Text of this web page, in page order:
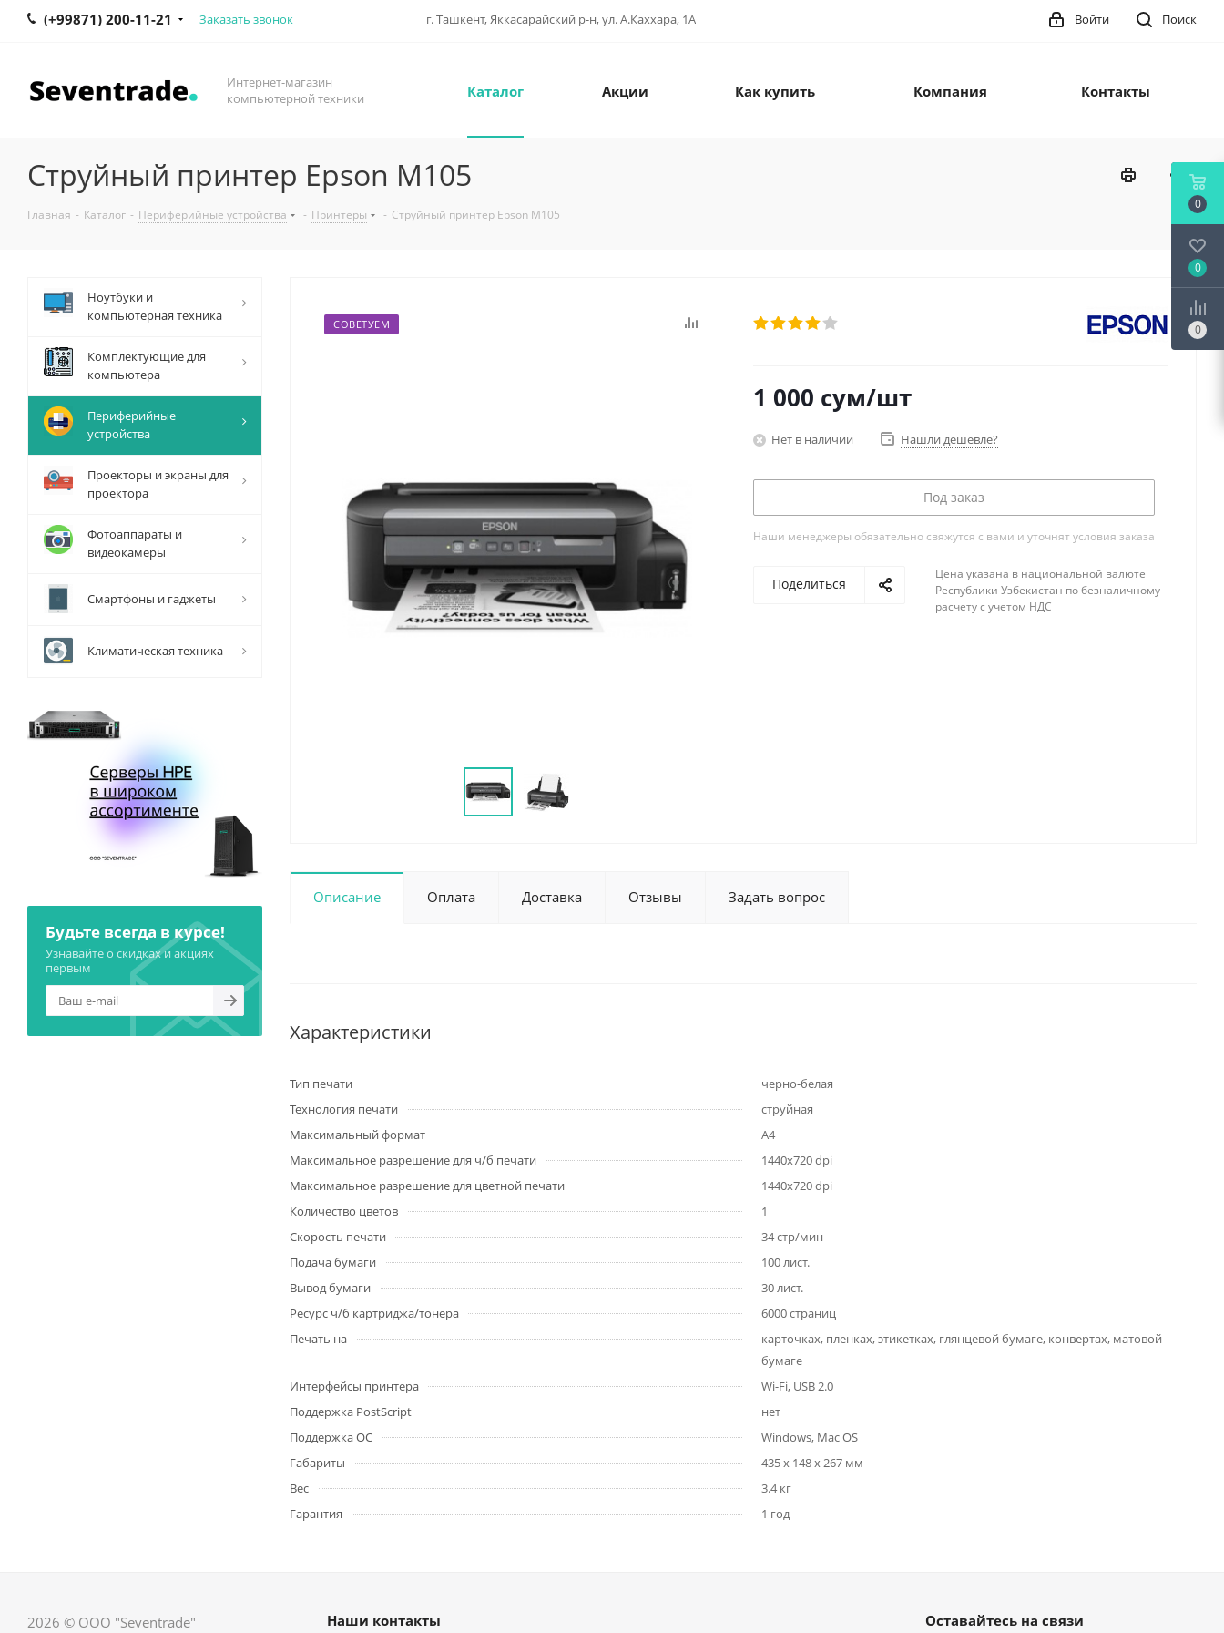
(+99871) 200-11-21 Заказать звонок г. Ташкент, Яккасарайский р-н, ул. А.Каххара, 1А Поиск
Войти
Интернет-магазин
компьютерной техники
Каталог Акции Как купить Компания Контакты
Струйный принтер Epson M105
Главная - Каталог - Периферийные устройства - Принтеры - Струйный принтер Epson M105
СОВЕТУЕМ
1 000 сум/шт
Нет в наличии Нашли дешевле?
Под заказ
Наши менеджеры обязательно свяжутся с вами и уточнят условия заказа
Поделиться
Цена указана в национальной валюте
Республики Узбекистан по безналичному
расчету с учетом НДС
Описание Оплата Доставка Отзывы Задать вопрос
Характеристики
Тип печати
черно-белая
Технология печати
струйная
Максимальный формат
A4
Максимальное разрешение для ч/б печати
1440x720 dpi
Максимальное разрешение для цветной печати
1440x720 dpi
Количество цветов
1
Скорость печати
34 стр/мин
Подача бумаги
100 лист.
Вывод бумаги
30 лист.
Ресурс ч/б картриджа/тонера
6000 страниц
Печать на
карточках, пленках, этикетках, глянцевой бумаге, конвертах, матовой
бумаге
Интерфейсы принтера
Wi-Fi, USB 2.0
Поддержка PostScript
нет
Поддержка ОС
Windows, Mac OS
Габариты
435 x 148 x 267 мм
Вес
3.4 кг
Гарантия
1 год
Ноутбуки и
компьютерная техника
Комплектующие для
компьютера
Периферийные
устройства
Проекторы и экраны для
проектора
Фотоаппараты и
видеокамеры
Смартфоны и гаджеты
Климатическая техника
Будьте всегда в курсе!
Узнавайте о скидках и акциях
первым
2026 © ООО "Seventrade" Наши контакты Оставайтесь на связи
0
0
0